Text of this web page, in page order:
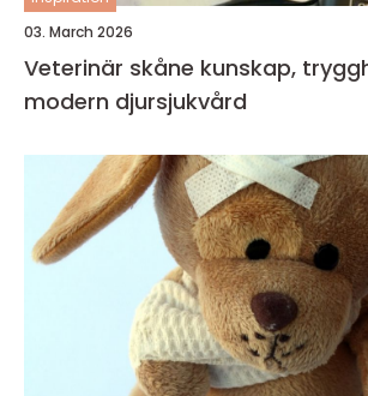
03. March 2026
Veterinär skåne kunskap, trygghet och
modern djursjukvård